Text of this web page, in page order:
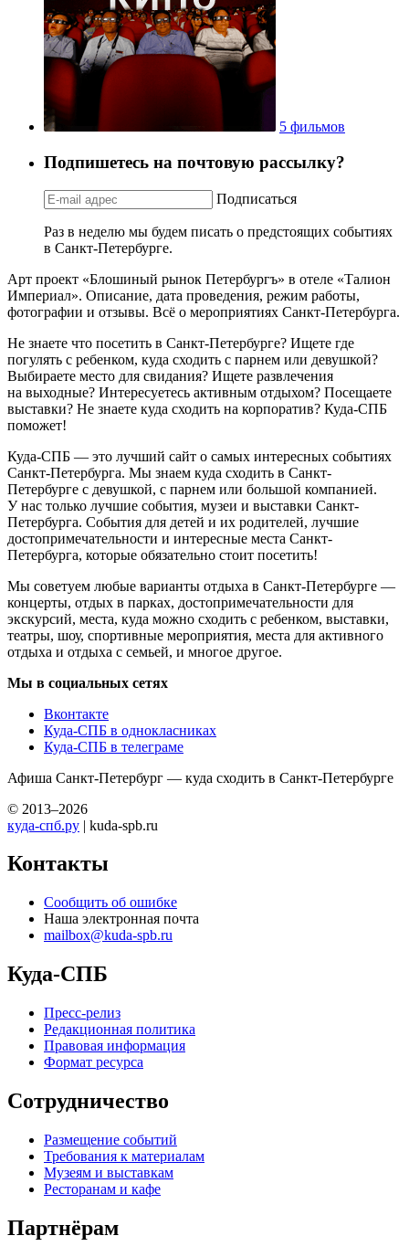
5 фильмов
Подпишетесь на почтовую рассылку?
Подписаться
Раз в неделю мы будем писать о предстоящих событиях
в Санкт-Петербурге.
Арт проект «Блошиный рынок Петербургъ» в отеле «Талион
Империал». Описание, дата проведения, режим работы,
фотографии и отзывы. Всё о мероприятиях Санкт-Петербурга.
Не знаете что посетить в Санкт-Петербурге? Ищете где
погулять с ребенком, куда сходить с парнем или девушкой?
Выбираете место для свидания? Ищете развлечения
на выходные? Интересуетесь активным отдыхом? Посещаете
выставки? Не знаете куда сходить на корпоратив? Куда-СПБ
поможет!
Куда-СПБ — это лучший сайт о самых интересных событиях
Санкт-Петербурга. Мы знаем куда сходить в Санкт-
Петербурге с девушкой, с парнем или большой компанией.
У нас только лучшие события, музеи и выставки Санкт-
Петербурга. События для детей и их родителей, лучшие
достопримечательности и интересные места Санкт-
Петербурга, которые обязательно стоит посетить!
Мы советуем любые варианты отдыха в Санкт-Петербурге —
концерты, отдых в парках, достопримечательности для
экскурсий, места, куда можно сходить с ребенком, выставки,
театры, шоу, спортивные мероприятия, места для активного
отдыха и отдыха с семьей, и многое другое.
Мы в социальных сетях
Вконтакте
Куда-СПБ в однокласниках
Куда-СПБ в телеграме
Афиша Санкт-Петербург — куда сходить в Санкт-Петербурге
© 2013–2026
куда-спб.ру | kuda-spb.ru
Контакты
Сообщить об ошибке
Наша электронная почта
mailbox@kuda-spb.ru
Куда-СПБ
Пресс-релиз
Редакционная политика
Правовая информация
Формат ресурса
Сотрудничество
Размещение событий
Требования к материалам
Музеям и выставкам
Ресторанам и кафе
Партнёрам